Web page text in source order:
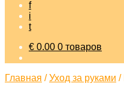
f
i
t
€ 0.00 0 товаров
Главная /Уход за руками /